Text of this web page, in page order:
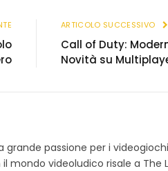
ARTICOLO SUCCESSIVO
Call of Duty:
Novità su
passione per i
videoludico risale a The